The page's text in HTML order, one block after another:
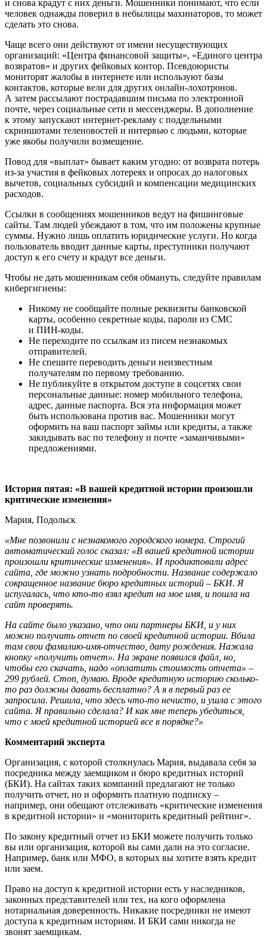
и снова крадут с них деньги. Мошенники понимают, что если
человек однажды поверил в небылицы махинаторов, то может
сделать это снова.
Чаще всего они действуют от имени несуществующих
организаций: «Центра финансовой защиты», «Единого центра
возвратов» и других фейковых контор. Псевдоюристы
мониторят жалобы в интернете или используют базы
контактов, которые вели для других онлайн-лохотронов.
А затем рассылают пострадавшим письма по электронной
почте, через социальные сети и мессенджеры. В дополнение
к этому запускают интернет-рекламу с поддельными
скриншотами теленовостей и интервью с людьми, которые
уже якобы получили возмещение.
Повод для «выплат» бывает каким угодно: от возврата потерь
из-за участия в фейковых лотереях и опросах до налоговых
вычетов, социальных субсидий и компенсации медицинских
расходов.
Ссылки в сообщениях мошенников ведут на фишинговые
сайты. Там людей убеждают в том, что им положены крупные
суммы. Нужно лишь оплатить юридические услуги. Но когда
пользователь вводит данные карты, преступники получают
доступ к его счету и крадут все деньги.
Чтобы не дать мошенникам себя обмануть, следуйте правилам
кибергигиены:
Никому не сообщайте полные реквизиты банковской
карты, особенно секретные коды, пароли из СМС
и ПИН-коды.
Не переходите по ссылкам из писем незнакомых
отправителей.
Не спешите переводить деньги неизвестным
получателям по первому требованию.
Не публикуйте в открытом доступе в соцсетях свои
персональные данные: номер мобильного телефона,
адрес, данные паспорта. Вся эта информация может
быть использована против вас. Мошенники могут
оформить на ваш паспорт займы или кредиты, а также
закидывать вас по телефону и почте «заманчивыми»
предложениями.
История пятая: «В вашей кредитной истории произошли
критические изменения»
Мария, Подольск
«Мне позвонили с незнакомого городского номера. Строгий
автоматический голос сказал: «В вашей кредитной истории
произошли критические изменения». И продиктовали адрес
сайта, где можно узнать подробности. Название содержало
сокращенное название бюро кредитных историй – БКИ. Я
испугалась, что кто-то взял кредит на мое имя, и пошла на
сайт проверять.
На сайте было указано, что они партнеры БКИ, и у них
можно получить отчет по своей кредитной истории. Вбила
там свои фамилию-имя-отчество, дату рождения. Нажала
кнопку «получить отчет». На экране появился файл, но,
чтобы его скачать, надо «оплатить стоимость отчета» –
299 рублей. Стоп, думаю. Вроде кредитную историю сколько-
то раз должны давать бесплатно? А я в первый раз ее
запросила. Решила, что здесь что-то нечисто, и ушла с этого
сайта. Я правильно сделала? И как мне теперь убедиться,
что с моей кредитной историей все в порядке?»
Комментарий эксперта
Организация, с которой столкнулась Мария, выдавала себя за
посредника между заемщиком и бюро кредитных историй
(БКИ). На сайтах таких компаний предлагают не только
получить отчет, но и оформить платную подписку –
например, они обещают отслеживать «критические изменения
в кредитной истории» и «мониторить кредитный рейтинг».
По закону кредитный отчет из БКИ можете получить только
вы или организация, которой вы сами дали на это согласие.
Например, банк или МФО, в которых вы хотите взять кредит
или заем.
Право на доступ к кредитной истории есть у наследников,
законных представителей или тех, на кого оформлена
нотариальная доверенность. Никакие посредники не имеют
доступа к кредитным историям. И БКИ сами никогда не
звонят заемщикам.